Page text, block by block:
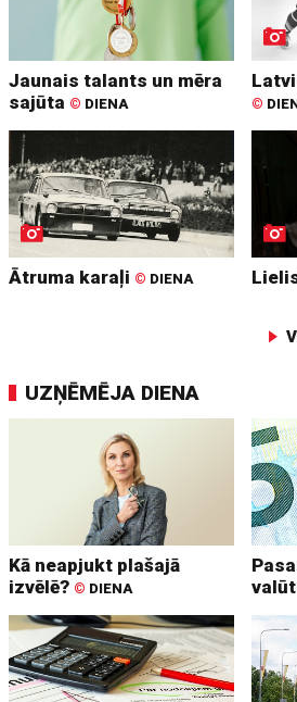
Jaunais talants un mēra
sajūta © DIENA ©
Ātruma karaļi © DIENA
UZŅĒMĒJA DIENA
Kā neapjukt plašajā
izvēlē? © DIENA